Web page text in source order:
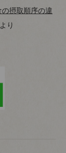
摂取順序の違
より